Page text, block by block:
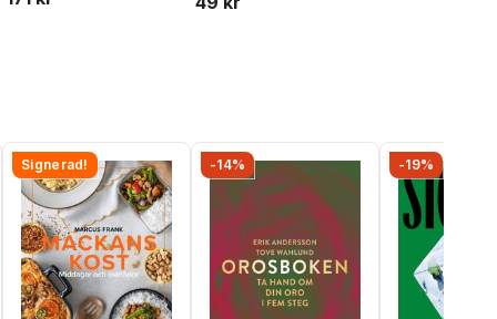
Signerad! -14% -19%